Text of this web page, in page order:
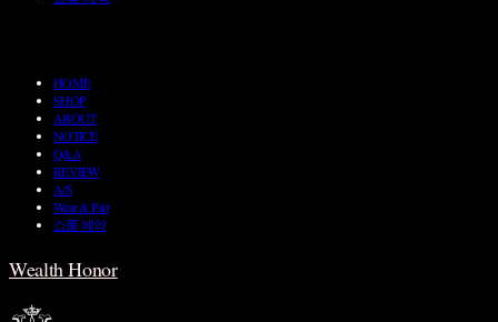
HOME
SHOP
ABOUT
NOTICE
Q&A
REVIEW
A/S
Wear & Pair
쇼룸 예약
Wealth Honor